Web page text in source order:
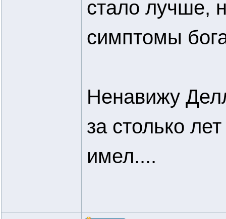
стало лучше,
симптомы
Ненавижу
за столько
имел....